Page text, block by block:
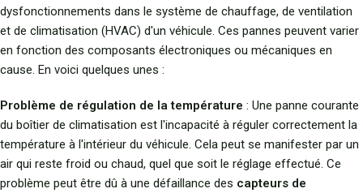
dysfonctionnements dans le système de chauffage, de ventilation
et de climatisation (HVAC) d'un véhicule. Ces pannes peuvent varier
en fonction des composants électroniques ou mécaniques en
cause. En voici quelques unes :
Problème de régulation de la température : Une panne courante
du boîtier de climatisation est l'incapacité à réguler correctement la
température à l'intérieur du véhicule. Cela peut se manifester par un
air qui reste froid ou chaud, quel que soit le réglage effectué. Ce
problème peut être dû à une défaillance des capteurs de